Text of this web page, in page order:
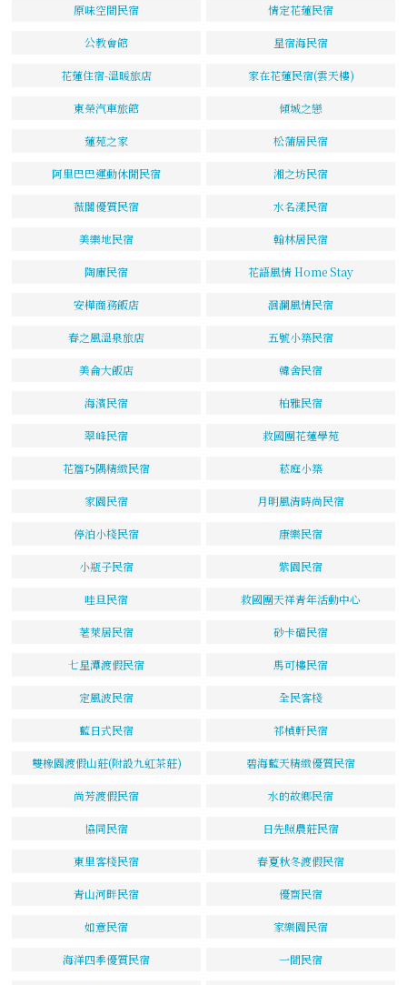
原味空間民宿 情定花蓮民宿
公教會館 星宿海民宿
花蓮住宿-溫暖旅店 家在花蓮民宿(雲天樓)
東榮汽車旅館 傾城之戀
蓮苑之家 松蒲居民宿
阿里巴巴運動休閒民宿 湘之坊民宿
薇閣優質民宿 水名漾民宿
美樂地民宿 翰林居民宿
陶庫民宿 花語風情 Home Stay
安樺商務飯店 洄瀾風情民宿
春之風溫泉旅店 五號小築民宿
美侖大飯店 韓舍民宿
海濱民宿 柏雅民宿
翠峰民宿 救國團花蓮學苑
花簷巧隅精緻民宿 菘庭小築
家園民宿 月明風清時尚民宿
停泊小棧民宿 康樂民宿
小瓶子民宿 紫園民宿
哇旦民宿 救國團天祥青年活動中心
荖萊居民宿 砂卡礑民宿
七星潭渡假民宿 馬可樓民宿
定風波民宿 全民客棧
藍日式民宿 祁楨軒民宿
雙橡園渡假山莊(附設九虹茶莊) 碧海藍天精緻優質民宿
尚芳渡假民宿 水的故鄉民宿
協同民宿 日先照農莊民宿
東里客棧民宿 春夏秋冬渡假民宿
青山河畔民宿 優齋民宿
如意民宿 家樂園民宿
海洋四季優質民宿 一間民宿